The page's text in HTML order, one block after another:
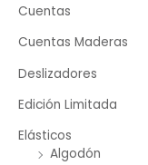
Cuentas
Cuentas Maderas
Deslizadores
Edición Limitada
Elásticos
Algodón